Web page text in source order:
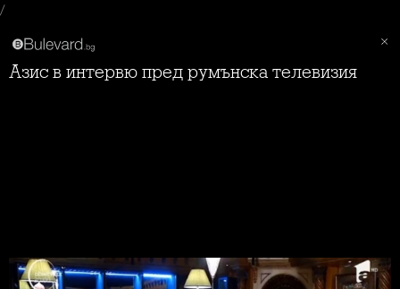
/
Азис в интервю пред румънска телевизия